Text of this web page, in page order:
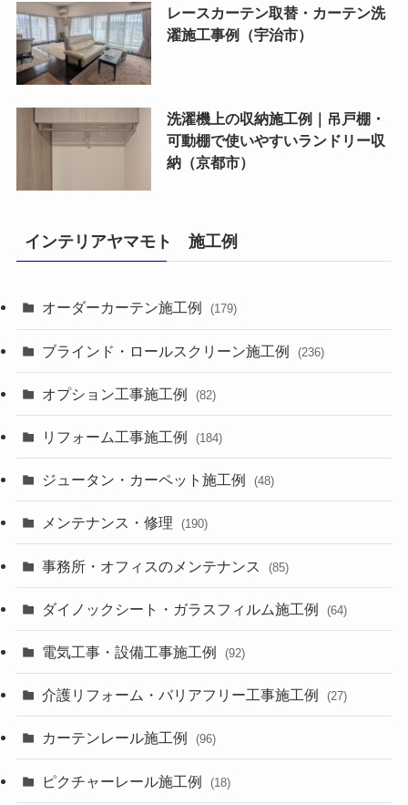
レースカーテン取替・カーテン洗
濯施工事例（宇治市）
洗濯機上の収納施工例｜吊戸棚・
可動棚で使いやすいランドリー収
納（京都市）
インテリアヤマモト 施工例
オーダーカーテン施工例 (179)
ブラインド・ロールスクリーン施工例 (236)
オプション工事施工例 (82)
リフォーム工事施工例 (184)
ジュータン・カーペット施工例 (48)
メンテナンス・修理 (190)
事務所・オフィスのメンテナンス (85)
ダイノックシート・ガラスフィルム施工例 (64)
電気工事・設備工事施工例 (92)
介護リフォーム・バリアフリー工事施工例 (27)
カーテンレール施工例 (96)
ピクチャーレール施工例 (18)